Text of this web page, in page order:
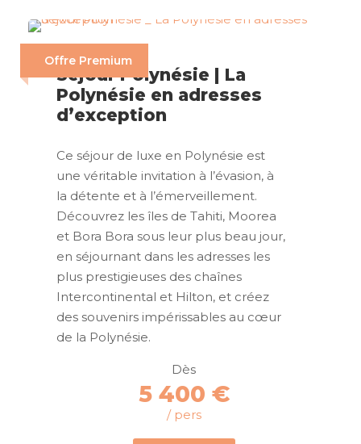
Offre Premium
Séjour Polynésie | La
Polynésie en adresses
d’exception
Ce séjour de luxe en Polynésie est
une véritable invitation à l’évasion, à
la détente et à l’émerveillement.
Découvrez les îles de Tahiti, Moorea
et Bora Bora sous leur plus beau jour,
en séjournant dans les adresses les
plus prestigieuses des chaînes
Intercontinental et Hilton, et créez
des souvenirs impérissables au cœur
de la Polynésie.
Dès
5 400 €
/ pers